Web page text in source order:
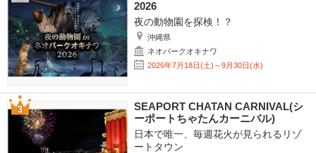
2026
夜の動物園を探検！？
沖縄県
ネオパークオキナワ
2026年7月18日(土)～9月30日(水)
SEAPORT CHATAN CARNIVAL(シ
ーポートちゃたんカーニバル)
日本で唯一、毎週花火が見られるリゾ
ートタウン